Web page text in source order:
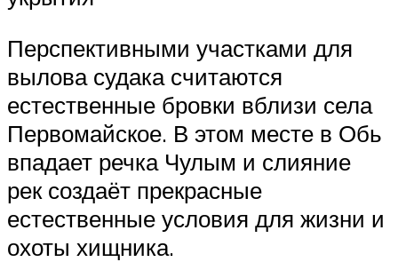
Перспективными участками для
вылова судака считаются
естественные бровки вблизи села
Первомайское. В этом месте в Обь
впадает речка Чулым и слияние
рек создаёт прекрасные
естественные условия для жизни и
охоты хищника.